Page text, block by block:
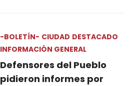
-BOLETÍN- CIUDAD DESTACADO
INFORMACIÓN GENERAL
Defensores del Pueblo
pidieron informes por